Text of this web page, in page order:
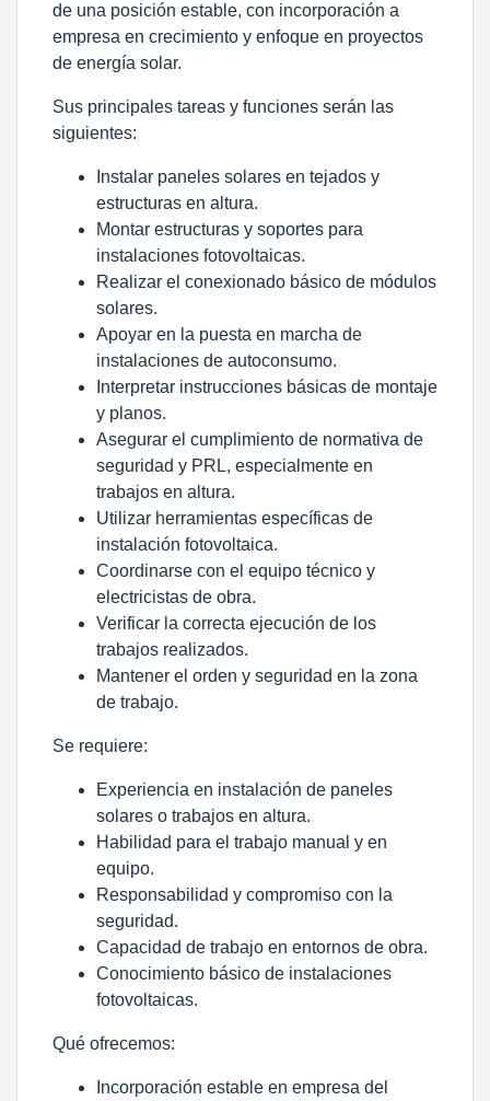
de una posición estable, con incorporación a
empresa en crecimiento y enfoque en proyectos
de energía solar.
Sus principales tareas y funciones serán las
siguientes:
Instalar paneles solares en tejados y
estructuras en altura.
Montar estructuras y soportes para
instalaciones fotovoltaicas.
Realizar el conexionado básico de módulos
solares.
Apoyar en la puesta en marcha de
instalaciones de autoconsumo.
Interpretar instrucciones básicas de montaje
y planos.
Asegurar el cumplimiento de normativa de
seguridad y PRL, especialmente en
trabajos en altura.
Utilizar herramientas específicas de
instalación fotovoltaica.
Coordinarse con el equipo técnico y
electricistas de obra.
Verificar la correcta ejecución de los
trabajos realizados.
Mantener el orden y seguridad en la zona
de trabajo.
Se requiere:
Experiencia en instalación de paneles
solares o trabajos en altura.
Habilidad para el trabajo manual y en
equipo.
Responsabilidad y compromiso con la
seguridad.
Capacidad de trabajo en entornos de obra.
Conocimiento básico de instalaciones
fotovoltaicas.
Qué ofrecemos:
Incorporación estable en empresa del